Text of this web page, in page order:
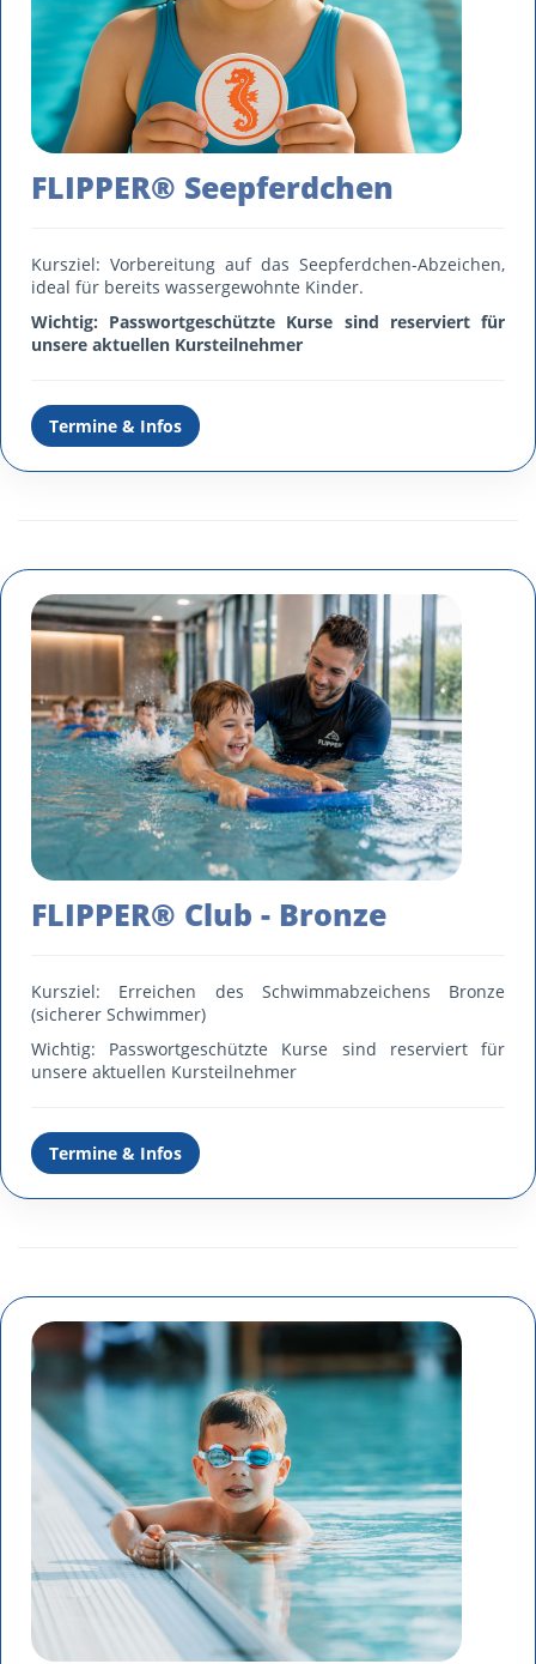
FLIPPER® Seepferdchen
Kursziel: Vorbereitung auf das Seepferdchen-Abzeichen,
ideal für bereits wassergewohnte Kinder.
Wichtig: Passwortgeschützte Kurse sind reserviert für
unsere aktuellen Kursteilnehmer
Termine & Infos
FLIPPER® Club - Bronze
Kursziel: Erreichen des Schwimmabzeichens Bronze
(sicherer Schwimmer)
Wichtig: Passwortgeschützte Kurse sind reserviert für
unsere aktuellen Kursteilnehmer
Termine & Infos